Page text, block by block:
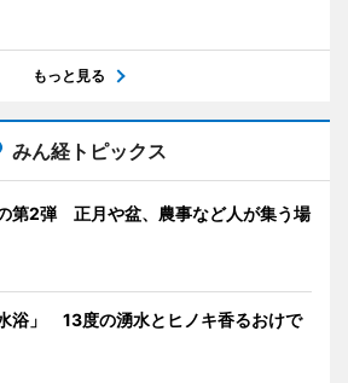
もっと見る
みん経トピックス
第2弾 正月や盆、農事など人が集う場
浴」 13度の湧水とヒノキ香るおけで